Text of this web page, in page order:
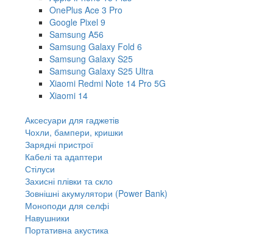
OnePlus Ace 3 Pro
Google Pixel 9
Samsung A56
Samsung Galaxy Fold 6
Samsung Galaxy S25
Samsung Galaxy S25 Ultra
Xiaomi Redmi Note 14 Pro 5G
Xiaomi 14
Аксесуари для гаджетів
Чохли, бампери, кришки
Зарядні пристрої
Кабелі та адаптери
Стілуси
Захисні плівки та скло
Зовнішні акумулятори (Power Bank)
Моноподи для селфі
Навушники
Портативна акустика